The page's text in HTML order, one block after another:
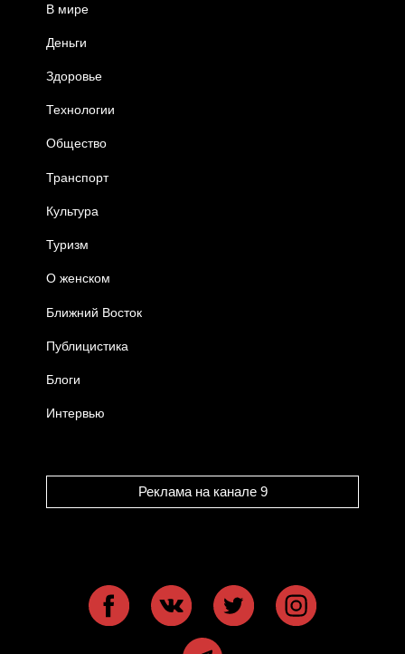
В мире
Деньги
Здоровье
Технологии
Общество
Транспорт
Культура
Туризм
О женском
Ближний Восток
Публицистика
Блоги
Интервью
Реклама на канале 9